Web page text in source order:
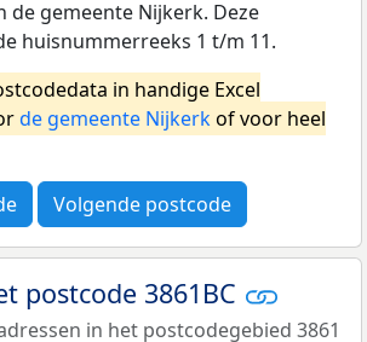
de gemeente Nijkerk. Deze
huisnummerreeks 1 t/m 11.
in handige Excel
de gemeente Nijkerkof voor heel
Volgende postcode
postcode 3861BC
in het postcodegebied 3861